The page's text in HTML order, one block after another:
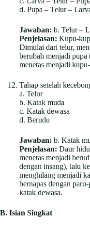
d. Pupa – Telur –
Jawaban: b. Telur –
Penjelasan: Kupu-
Dimulai dari telur,
berubah menjadi
menetas menjadi
Tahap setelah
a. Telur
b. Katak muda
c. Katak dewasa
d. Berudu
Jawaban: b. Katak
Penjelasan: Daur
menetas menjadi
dengan insang), lalu
menghilang menjadi
bernapas dengan
katak dewasa.
B. Isian Singkat